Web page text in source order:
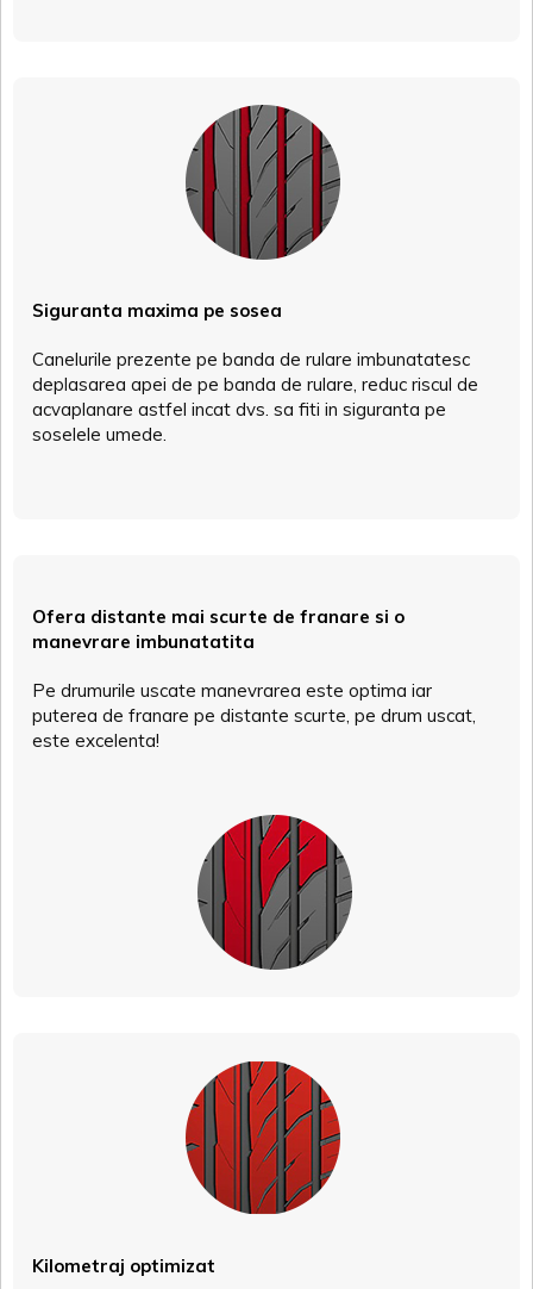
Siguranta maxima pe sosea
Canelurile prezente pe banda de rulare imbunatatesc
deplasarea apei de pe banda de rulare, reduc riscul de
acvaplanare astfel incat dvs. sa fiti in siguranta pe
soselele umede.
Ofera distante mai scurte de franare si o
manevrare imbunatatita
Pe drumurile uscate manevrarea este optima iar
puterea de franare pe distante scurte, pe drum uscat,
este excelenta!
Kilometraj optimizat